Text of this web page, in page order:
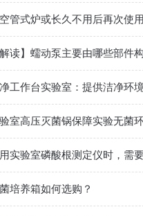
培养箱如何选购？